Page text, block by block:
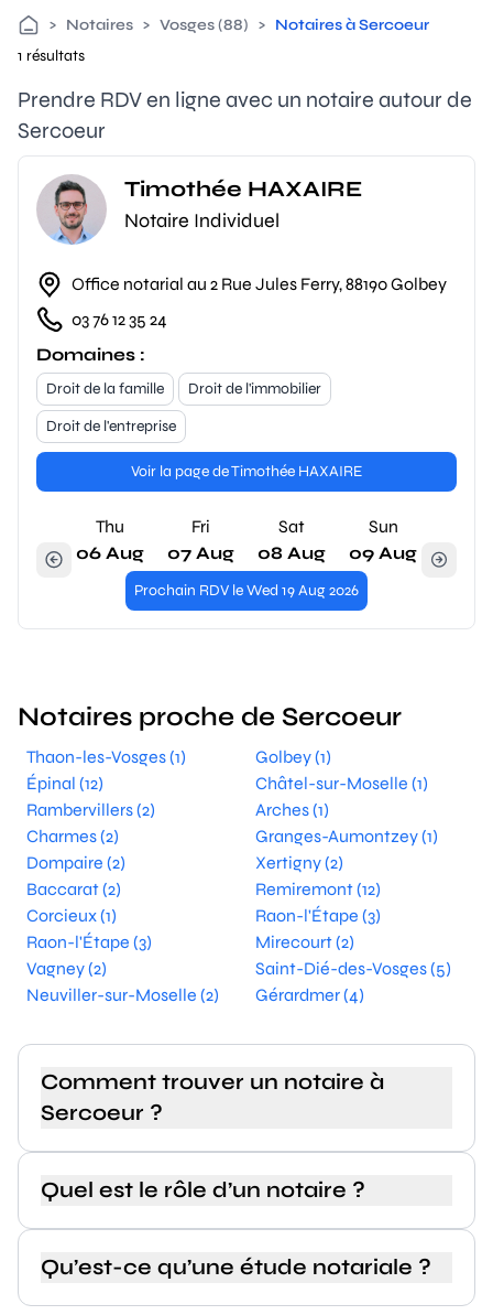
> Notaires > Vosges (88) > Notaires à Sercoeur
1 résultats
Prendre RDV en ligne avec un notaire autour de
Sercoeur
Timothée HAXAIRE
Notaire Individuel
Office notarial au 2 Rue Jules Ferry, 88190 Golbey
03 76 12 35 24
Domaines :
Droit de la famille
Droit de l'immobilier
Droit de l'entreprise
Voir la page de Timothée HAXAIRE
Thu
06 Aug
Fri
07 Aug
Sat
08 Aug
Sun
09 Aug
Prochain RDV le Wed 19 Aug 2026
Notaires proche de Sercoeur
Thaon-les-Vosges (1)
Golbey (1)
Épinal (12)
Châtel-sur-Moselle (1)
Rambervillers (2)
Arches (1)
Charmes (2)
Granges-Aumontzey (1)
Dompaire (2)
Xertigny (2)
Baccarat (2)
Remiremont (12)
Corcieux (1)
Raon-l'Étape (3)
Raon-l'Étape (3)
Mirecourt (2)
Vagney (2)
Saint-Dié-des-Vosges (5)
Neuviller-sur-Moselle (2)
Gérardmer (4)
Comment trouver un notaire à
Sercoeur ?
Quel est le rôle d’un notaire ?
Qu’est-ce qu’une étude notariale ?